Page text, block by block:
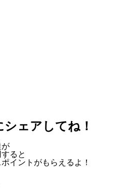
ェアしてね！
が
ると
イント がもらえるよ！